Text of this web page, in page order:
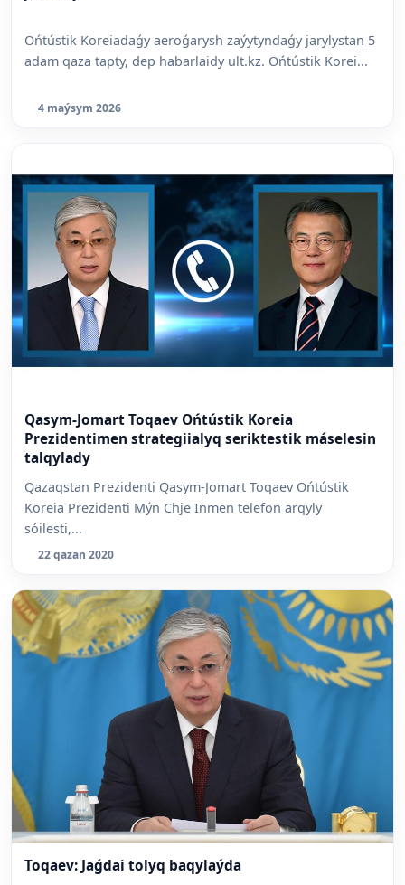
Ońtústik Koreiadaǵy aeroǵarysh zaýytyndaǵy jarylystan 5
adam qaza tapty, dep habarlaidy ult.kz. Ońtústik Korei...
4 maýsym 2026
Qasym-Jomart Toqaev Ońtústik Koreia
Prezidentimen strategiialyq seriktestik máselesin
talqylady
Qazaqstan Prezidenti Qasym-Jomart Toqaev Ońtústik
Koreia Prezidenti Mýn Chje Inmen telefon arqyly
sóilesti,...
22 qazan 2020
Toqaev: Jaǵdai tolyq baqylaýda